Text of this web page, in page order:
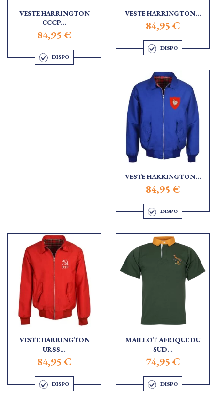
VESTE HARRINGTON
CCCP...
84,95 €
DISPO
VESTE HARRINGTON...
84,95 €
DISPO
VESTE HARRINGTON...
84,95 €
DISPO
VESTE HARRINGTON
URSS...
84,95 €
DISPO
MAILLOT AFRIQUE DU
SUD...
74,95 €
DISPO